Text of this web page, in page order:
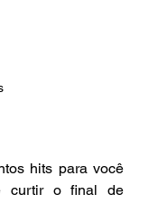
hits para você
curtir o final de